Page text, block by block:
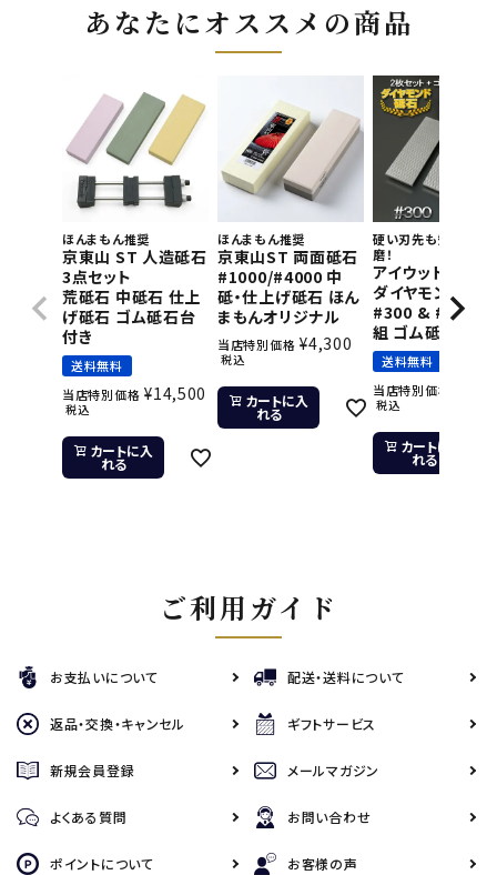
あなたにオススメの商品
ほんまもん推奨
京東山 ST 人造砥石
3点セット
荒砥石 中砥石 仕上
げ砥石 ゴム砥石台
付き
送料無料
当店特別価格 ¥14,500
税込
カートに入
れる
ほんまもん推奨
京東山ST 両面砥石
#1000/#4000 中
砥・仕上げ砥石 ほん
まもんオリジナル
当店特別価格 ¥4,300
税込
カートに入
れる
硬い刃先も短時間で
磨！
アイウッド 片面
ダイヤモンド砥石
#300 & #800 2
組 ゴム砥石台付
送料無料
当店特別価格
税込
カートに入
れる
ご利用ガイド
お支払いについて 配送・送料について
返品・交換・キャンセル ギフトサービス
新規会員登録 メールマガジン
よくある質問 お問い合わせ
ポイントについて お客様の声